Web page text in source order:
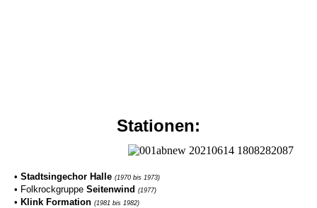
Stationen:
• Stadtsingechor Halle (1970 bis 1973)
• Folkrockgruppe Seitenwind (1977)
• Klink Formation (1981 bis 1982)